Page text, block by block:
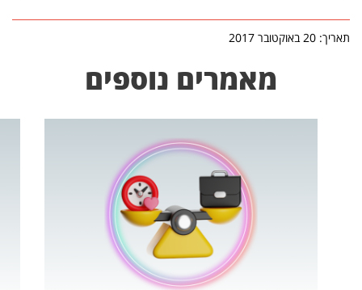
תאריך: 20 באוקטובר 2017
מאמרים נוספים